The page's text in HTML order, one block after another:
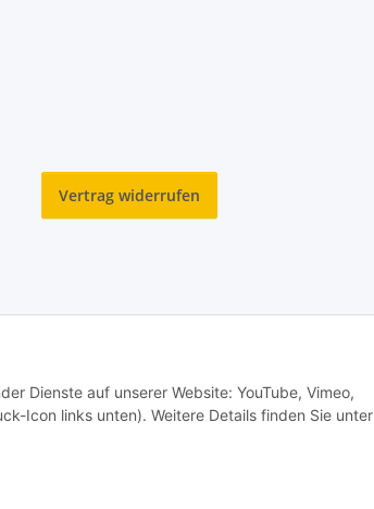
Dienste auf unserer Website: YouTube, Vimeo,
Icon links unten). Weitere Details finden Sie unter
Vertrag widerrufen